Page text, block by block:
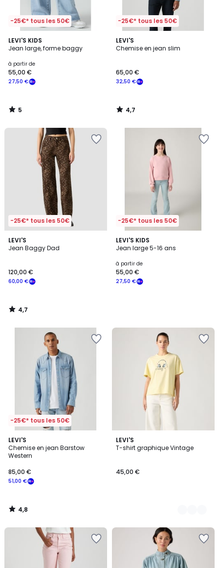
-25€* tous les 50€
LEVI'S KIDS
Jean large, forme baggy
à partir de
27,50 €
55,00 €
5
/
5
/
-25€* tous les 50€
LEVI'S
Chemise en jean slim
32,50 €
65,00 €
4,7
/ 5
4,7
/
-25€* tous les 50€
LEVI'S
Jean Baggy Dad
60,00 €
120,00 €
4,7
/ 5
4,7
/
-25€* tous les 50€
LEVI'S KIDS
Jean large 5-16 ans
à partir de
27,50 €
55,00 €
-25€* tous les 50€
LEVI'S
Chemise en jean Barstow
Western
51,00 €
85,00 €
4,8
/ 5
4,8
/
LEVI'S
T-shirt graphique Vintage
45,00 €
3
Couleurs